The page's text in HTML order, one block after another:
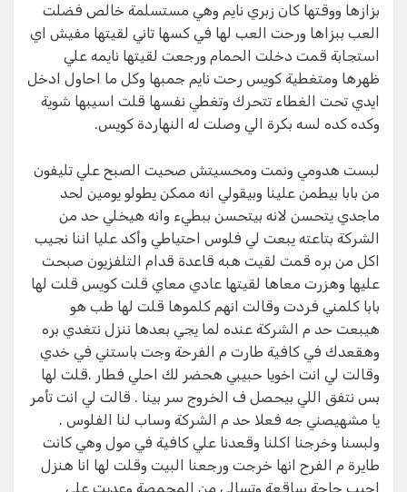
بزازها ووقتها كان زبري نايم وهي مستسلمة خالص فضلت
العب ببزاها ورحت العب لها في كسها تاني لقيتها مفيش اي
استجابة قمت دخلت الحمام ورجعت لقيتها نايمه علي
ظهرها ومتغطية كويس رحت نايم جمبها وكل ما احاول ادخل
ايدي تحت الغطاء تتحرك وتغطي نفسها قلت اسيبها شوية
وكده كده لسه بكرة الي وصلت له النهاردة كويس.
لبست هدومي ونمت ومحسيتش صحيت الصبح علي تليفون
من بابا بيطمن علينا وبيقولي انه ممكن يطولو يومين لحد
ماجدي يتحسن لانه بيتحسن ببطيء وانه هيخلي حد من
الشركة بتاعته يبعت لي فلوس احتياطي وأكد عليا اننا نجيب
اكل من بره قمت لقيت هبه قاعدة قدام التلفزيون صبحت
عليها وهزرت معاها لقيتها عادي معاي قلت كويس قلت لها
بابا كلمني فردت وقالت انهم كلموها قلت لها طب هو
هيبعت حد م الشركة عنده لما يجي بعدها ننزل نتغدي بره
وهقعدك في كافية طارت م الفرحة وجت باستني في خدي
وقالت لي انت اخويا حبيبي هحضر لك احلي فطار .قلت لها
بس نتفق اللي بيحصل ف الخروج سر بينا . قالت لي انت تأمر
يا مشهيصني جه فعلا حد م الشركة وساب لنا الفلوس .
ولبسنا وخرجنا اكلنا وقعدنا علي كافية في مول وهي كانت
طايرة م الفرح انها خرجت ورجعنا البيت وقلت لها انا هنزل
اجيب حاجة ساقعة وتسالي من المحمصة وعديت علي